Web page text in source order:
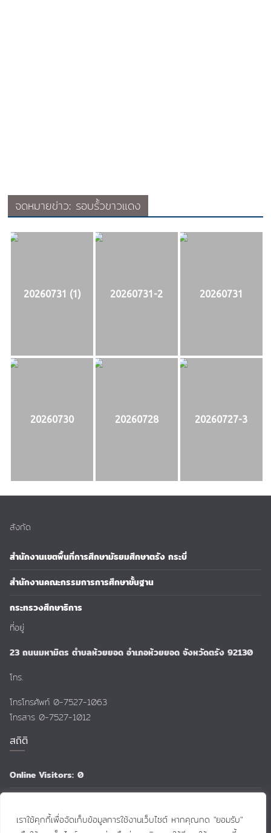
เราใช้คุกกี้เพื่อจัดเก็บข้อมูลการใช้งานเว็บไซต์ หากคุณกด "ยอมรับ"
จดหมายข่าว: รอบรั้วขาวแดง
20260731 (1) 20260731-2 20260731
20260730 20260728 20260727-3
สังกัด
สำนักงานเขตพื้นที่การศึกษามัธยมศึกษาตรัง กระบี่
สำนักงานคณะกรรมการการศึกษาขั้นฐาน
กระทรวงศึกษาธิการ
ที่อยู่
23 ถนนมหามิตร ตำบลห้วยยอด อำเภอห้วยยอด จังหวัดตรัง 92130
โทร.
โทรโทรศัพท์ 0-7527-1063
โทรสาร 0-7527-1012
สถิติ
Online Visitors: 0